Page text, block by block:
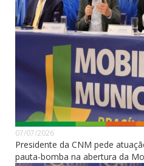
07/07/2026
Presidente da CNM pede
pauta-bomba na abertura da